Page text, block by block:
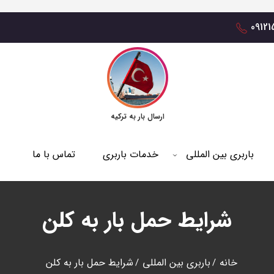
ارسال بار به ترکیه
باربری بین المللی خدمات باربری تماس با ما
شرایط حمل بار به کلن
خانه باربری بین المللی
شرایط حمل بار به کلن